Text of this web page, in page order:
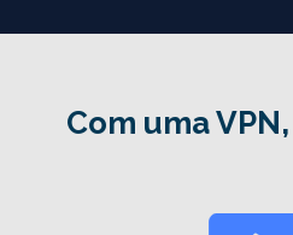
Com uma